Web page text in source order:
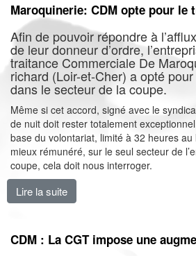
Maroquinerie: CDM opte pour le
Afin de pouvoir répondre à
de leur donneur d’ordre,
traitance Commerciale De
richard (Loir-et-Cher) a opté
dans le secteur de la coupe.
Même si cet accord, signé avec le
de nuit doit rester totalement
base du volontariat, limité à 32 heures
mieux rémunéré, sur le seul secteur de
coupe, cela doit nous interroger.
Lire la suite
CDM : La CGT impose une